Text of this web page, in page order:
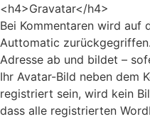
<h4>Gravatar</h4>
Bei Kommentaren wird auf
Auttomatic
Adresse ab und bildet –
Ihr Avatar-Bild neben dem
registriert sein, wird kein
dass alle registrierten